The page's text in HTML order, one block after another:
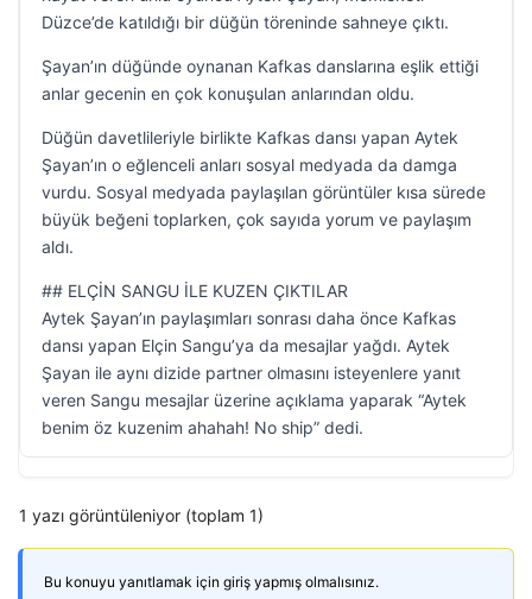
Düzce’de katıldığı bir düğün töreninde sahneye çıktı.
Şayan’ın düğünde oynanan Kafkas danslarına eşlik ettiği
anlar gecenin en çok konuşulan anlarından oldu.
Düğün davetlileriyle birlikte Kafkas dansı yapan Aytek
Şayan’ın o eğlenceli anları sosyal medyada da damga
vurdu. Sosyal medyada paylaşılan görüntüler kısa sürede
büyük beğeni toplarken, çok sayıda yorum ve paylaşım
aldı.
## ELÇİN SANGU İLE KUZEN ÇIKTILAR
Aytek Şayan’ın paylaşımları sonrası daha önce Kafkas
dansı yapan Elçin Sangu’ya da mesajlar yağdı. Aytek
Şayan ile aynı dizide partner olmasını isteyenlere yanıt
veren Sangu mesajlar üzerine açıklama yaparak “Aytek
benim öz kuzenim ahahah! No ship” dedi.
1 yazı görüntüleniyor (toplam 1)
Bu konuyu yanıtlamak için giriş yapmış olmalısınız.